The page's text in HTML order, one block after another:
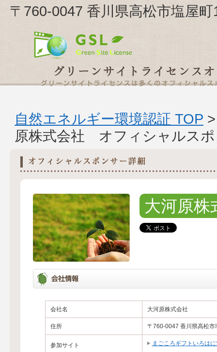
〒760-0047 香川県高松市塩屋
自然エネルギー環境認証 TOP
原株式会社 オフィシャルスポ
大河原株
会社名 大河原株式会社
住所 〒760-0047 香川県高松市
参加サイト まごころギフトいろは